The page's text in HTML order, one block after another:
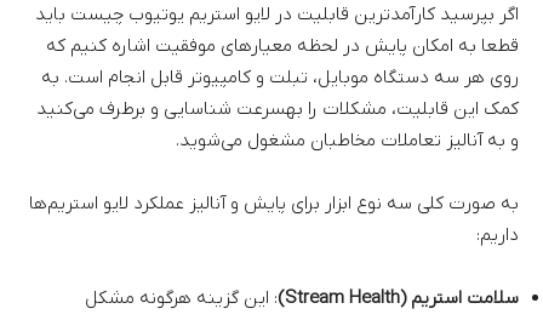
اگر بپرسید کارآمدترین قابلیت در لایو استریم یوتیوب چیست باید
قطعا به امکان پایش در لحظه معیارهای موفقیت اشاره کنیم که
روی هر سه دستگاه موبایل، تبلت و کامپیوتر قابل انجام است. به
کمک این قابلیت، مشکلات را بهسرعت شناسایی و برطرف می‌کنید
و به آنالیز تعاملات مخاطبان مشغول می‌شوید.
به صورت کلی سه نوع ابزار برای پایش و آنالیز عملکرد لایو استریم‌ها
داریم:
سلامت استریم (Stream Health)
: این گزینه هرگونه مشکل